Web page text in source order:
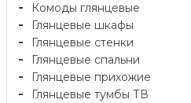
Комоды глянцевые
Глянцевые шкафы
Глянцевые стенки
Глянцевые спальни
Глянцевые прихожие
Глянцевые тумбы ТВ